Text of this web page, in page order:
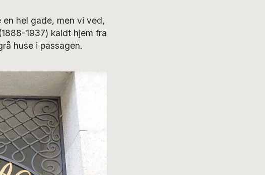
hel gade, men vi ved,
1937) kaldt hjem fra
huse i passagen.